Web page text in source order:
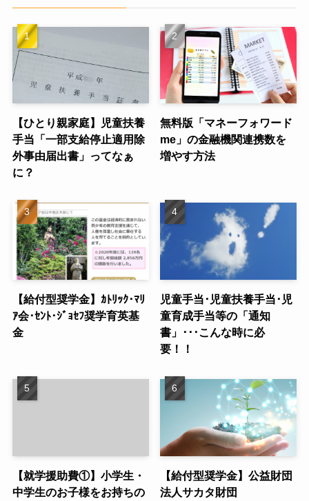
【ひとり親家庭】児童扶養
手当「一部支給停止適用除
外事由届出書」ってなぁ
に？
無料版「マネーフォワード
me」の金融機関連携数を
増やす方法
【給付型奨学金】ｶﾄﾘｯｸ･ﾏﾘ
ｱ会･ｾﾝﾄ･ｼﾞｮｾﾌ奨学育英基
金
児童手当･児童扶養手当･児
童育成手当等の「通知
書」･･･こんな時に必
要！！
【就学援助費①】小学生・
中学生のお子様をお持ちの
【給付型奨学金】公益財団
法人サカタ財団